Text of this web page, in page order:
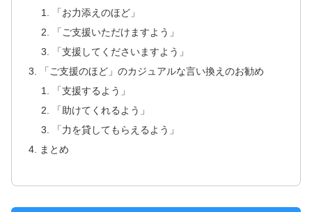
「お力添えのほど」
「ご支援いただけますよう」
「支援してくださいますよう」
「ご支援のほど」のカジュアルな言い換えのお勧め
「支援するよう」
「助けてくれるよう」
「力を貸してもらえるよう」
まとめ